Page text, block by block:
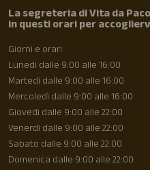
La segreteria di Vita da
in questi orari per
Giorni e orari
Lunedì dalle 9:00 alle 16:00
Martedì dalle 9:00 alle 16:00
Mercoledì dalle 9:00 alle 16:00
Giovedì dalle 9:00 alle 22:00
Venerdì dalle 9:00 alle 22:00
Sabato dalle 9:00 alle 22:00
Domenica dalle 9:00 alle 22:00